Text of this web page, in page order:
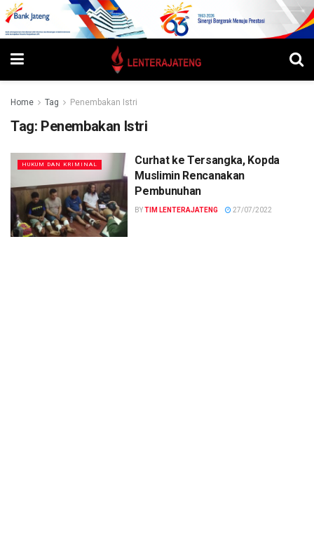
Home Tag Penembakan Istri
Tag: Penembakan Istri
HUKUM DAN KRIMINAL
Curhat ke Tersangka, Kopda
Muslimin Rencanakan
Pembunuhan
BYTIM LENTERAJATENG 27/07/2022